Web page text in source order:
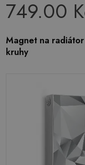
749.00
Magnet na
kruhy